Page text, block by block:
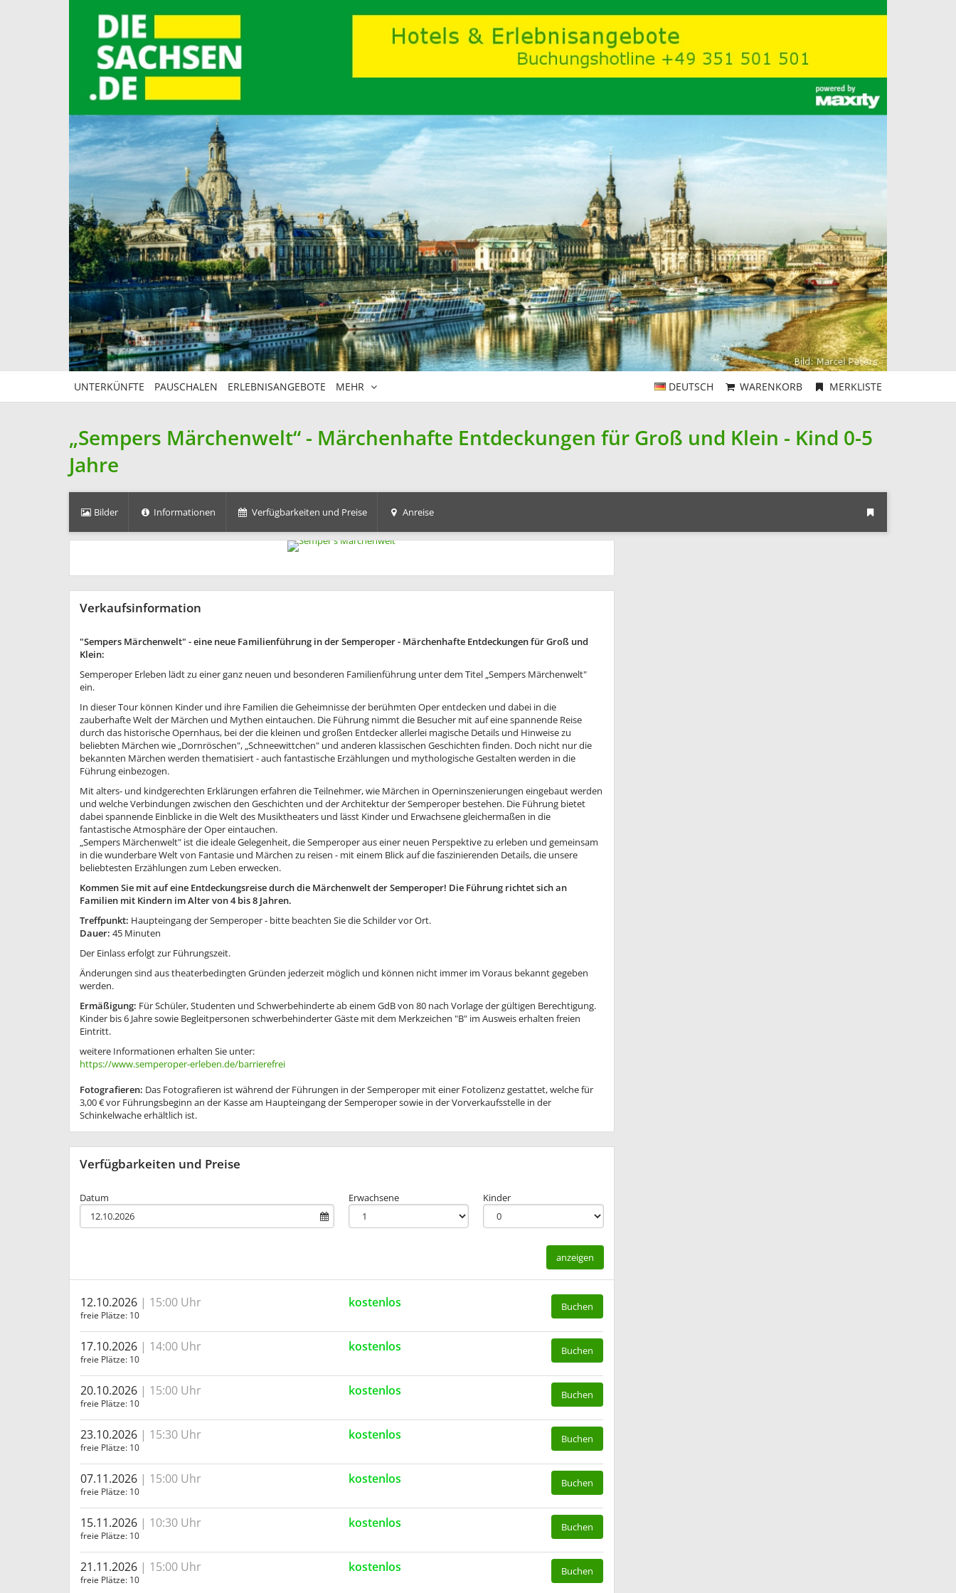
DEUTSCH WARENKORB MERKLISTE
UNTERKÜNFTE PAUSCHALEN ERLEBNISANGEBOTE MEHR
„Sempers Märchenwelt“ - Märchenhafte Entdeckungen für Groß und Klein - Kind 0-5
Jahre
Bilder Informationen Verfügbarkeiten und Preise Anreise
Verkaufsinformation
"Sempers Märchenwelt" - eine neue Familienführung in der Semperoper - Märchenhafte Entdeckungen für Groß und
Klein:
Semperoper Erleben lädt zu einer ganz neuen und besonderen Familienführung unter dem Titel „Sempers Märchenwelt"
ein.
In dieser Tour können Kinder und ihre Familien die Geheimnisse der berühmten Oper entdecken und dabei in die
zauberhafte Welt der Märchen und Mythen eintauchen. Die Führung nimmt die Besucher mit auf eine spannende Reise
durch das historische Opernhaus, bei der die kleinen und großen Entdecker allerlei magische Details und Hinweise zu
beliebten Märchen wie „Dornröschen", „Schneewittchen" und anderen klassischen Geschichten finden. Doch nicht nur die
bekannten Märchen werden thematisiert - auch fantastische Erzählungen und mythologische Gestalten werden in die
Führung einbezogen.
Mit alters- und kindgerechten Erklärungen erfahren die Teilnehmer, wie Märchen in Operninszenierungen eingebaut werden
und welche Verbindungen zwischen den Geschichten und der Architektur der Semperoper bestehen. Die Führung bietet
dabei spannende Einblicke in die Welt des Musiktheaters und lässt Kinder und Erwachsene gleichermaßen in die
fantastische Atmosphäre der Oper eintauchen.
„Sempers Märchenwelt" ist die ideale Gelegenheit, die Semperoper aus einer neuen Perspektive zu erleben und gemeinsam
in die wunderbare Welt von Fantasie und Märchen zu reisen - mit einem Blick auf die faszinierenden Details, die unsere
beliebtesten Erzählungen zum Leben erwecken.
Kommen Sie mit auf eine Entdeckungsreise durch die Märchenwelt der Semperoper! Die Führung richtet sich an
Familien mit Kindern im Alter von 4 bis 8 Jahren.
Treffpunkt: Haupteingang der Semperoper - bitte beachten Sie die Schilder vor Ort.
Dauer: 45 Minuten
Der Einlass erfolgt zur Führungszeit.
Änderungen sind aus theaterbedingten Gründen jederzeit möglich und können nicht immer im Voraus bekannt gegeben
werden.
Ermäßigung: Für Schüler, Studenten und Schwerbehinderte ab einem GdB von 80 nach Vorlage der gültigen Berechtigung.
Kinder bis 6 Jahre sowie Begleitpersonen schwerbehinderter Gäste mit dem Merkzeichen "B" im Ausweis erhalten freien
Eintritt.
weitere Informationen erhalten Sie unter:
https://www.semperoper-erleben.de/barrierefrei
Fotografieren: Das Fotografieren ist während der Führungen in der Semperoper mit einer Fotolizenz gestattet, welche für
3,00 € vor Führungsbeginn an der Kasse am Haupteingang der Semperoper sowie in der Vorverkaufsstelle in der
Schinkelwache erhältlich ist.
Verfügbarkeiten und Preise
Datum Erwachsene Kinder
anzeigen
12.10.2026 15:00 Uhr
freie Plätze 10
kostenlos Buchen
17.10.2026 14:00 Uhr
freie Plätze 10
kostenlos Buchen
20.10.2026 15:00 Uhr
freie Plätze 10
kostenlos Buchen
23.10.2026 15:30 Uhr
freie Plätze 10
kostenlos Buchen
07.11.2026 15:00 Uhr
freie Plätze 10
kostenlos Buchen
15.11.2026 10:30 Uhr
freie Plätze 10
kostenlos Buchen
21.11.2026 15:00 Uhr
freie Plätze 10
kostenlos Buchen